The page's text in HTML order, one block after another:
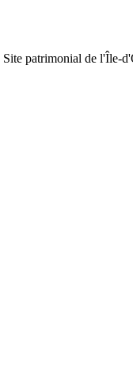
Site patrimonial de l'Île-